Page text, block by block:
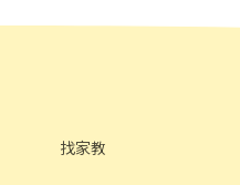
怕❌找工作聯繫我⭕
找家教